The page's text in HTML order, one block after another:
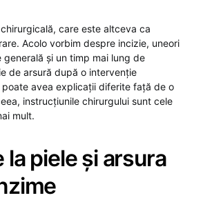
care este altceva ca
Acolo vorbim despre incizie, uneori
generală și un timp mai lung de
de arsură după o intervenție
avea explicații diferite față de o
instrucțiunile chirurgului sunt cele
mult.
la piele și arsura